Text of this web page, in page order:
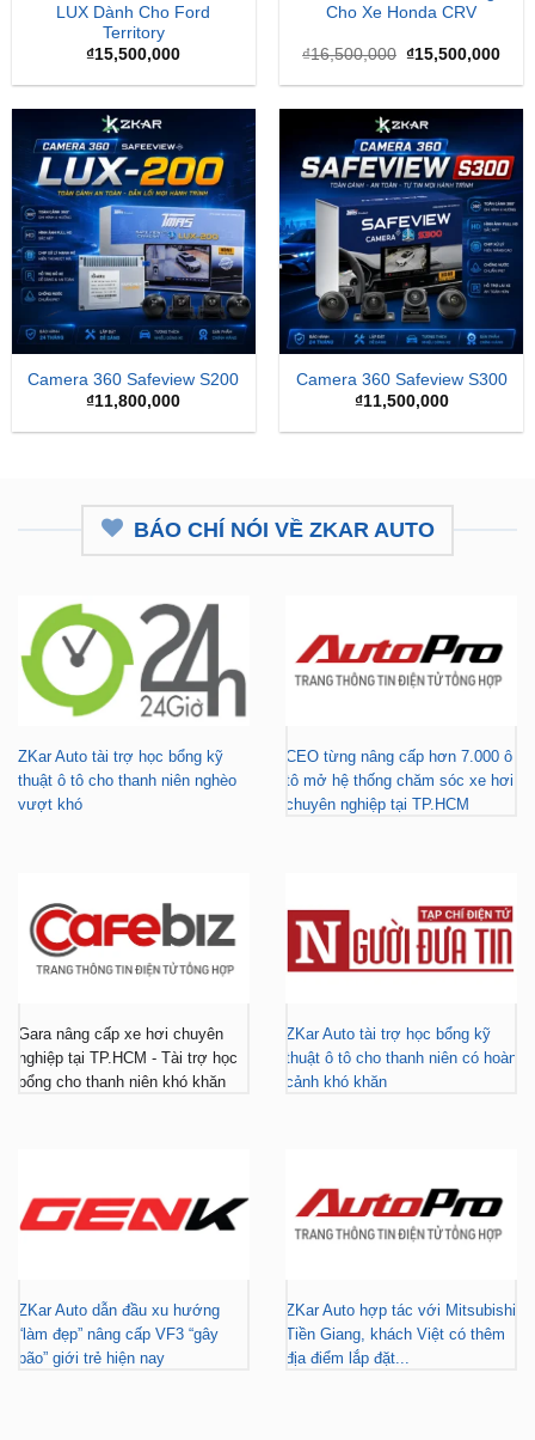
LUX Dành Cho Ford
Territory
₫15,500,000
Cho Xe Honda CRV
₫16,500,000 Giá
là:
₫15,500,000Giá
tại
Camera 360 Safeview S200
₫11,800,000
Camera 360 Safeview S300
₫11,500,000
BÁO CHÍ NÓI VỀ ZKAR AUTO
ZKar Auto tài trợ học bổng kỹ
thuật ô tô cho thanh niên nghèo
vượt khó
CEO từng nâng cấp hơn 7.000 ô
tô mở hệ thống chăm sóc xe hơi
chuyên nghiệp tại TP.HCM
Gara nâng cấp xe hơi chuyên
nghiệp tại TP.HCM - Tài trợ học
bổng cho thanh niên khó khăn
ZKar Auto tài trợ học bổng kỹ
thuật ô tô cho thanh niên có hoàn
cảnh khó khăn
ZKar Auto dẫn đầu xu hướng
“làm đẹp” nâng cấp VF3 “gây
bão” giới trẻ hiện nay
ZKar Auto hợp tác với Mitsubishi
Tiền Giang, khách Việt có thêm
địa điểm lắp đặt...